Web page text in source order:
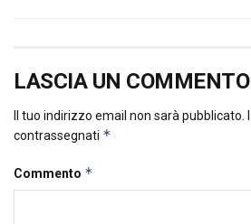
LASCIA UN COMMENTO
Il tuo indirizzo email non sarà pubblicato.
contrassegnati *
Commento *